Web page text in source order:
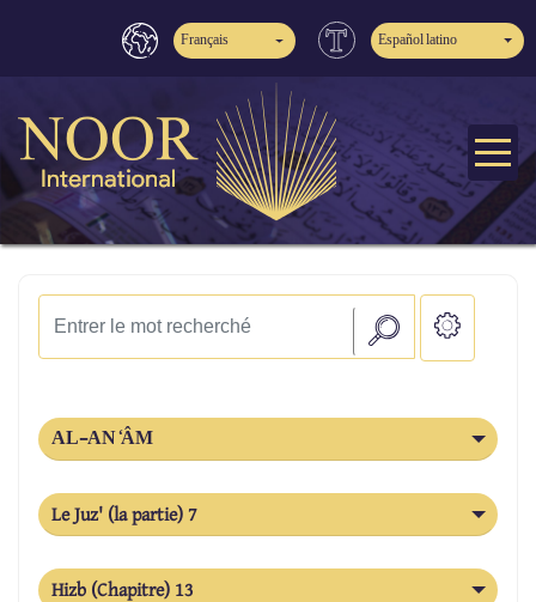
Français Español latino
AL-AN ̒ÂM
Le Juz' (la partie) 7
Hizb (Chapitre) 13